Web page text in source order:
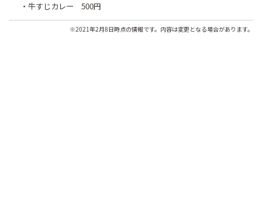
・牛すじカレー 500円
※2021年2月8日時点の情報です。内容は変更となる場合があります。